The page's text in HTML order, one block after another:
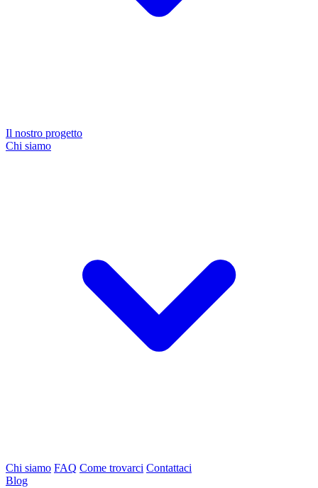
Il nostro progetto
Chi siamo
Chi siamo FAQ Come trovarci Contattaci
Blog